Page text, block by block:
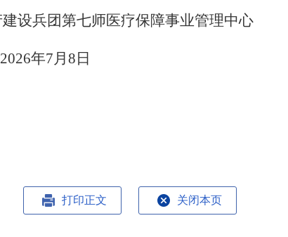
设兵团第七师医疗保障事业管理中心
8日
打印正文 关闭本页